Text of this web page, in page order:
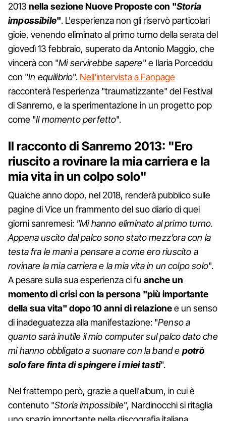
2013 nella sezione Nuove Proposte con "Storia
impossibile". L'esperienza non gli riservò particolari
gioie, venendo eliminato al primo turno della serata del
giovedì 13 febbraio, superato da Antonio Maggio, che
vincerà con "Mi servirebbe sapere" e Ilaria Porceddu
con "In equilibrio". Nell'intervista a Fanpage
racconterà l'esperienza "traumatizzante" del Festival
di Sanremo, e la sperimentazione in un progetto pop
come "Il momento perfetto".
Il racconto di Sanremo 2013: "Ero
riuscito a rovinare la mia carriera e la
mia vita in un colpo solo"
Qualche anno dopo, nel 2018, renderà pubblico sulle
pagine di Vice un frammento del suo diario di quei
giorni sanremesi: "Mi hanno eliminato al primo turno.
Appena uscito dal palco sono stato mezz’ora con la
testa fra le mani a pensare a come ero riuscito a
rovinare la mia carriera e la mia vita in un colpo solo".
A pesare sulla sua esperienza ci fu anche un
momento di crisi con la persona "più importante
della sua vita" dopo 10 anni di relazionee un senso
di inadeguatezza alla manifestazione: "Penso a
quanto sarà inutile il mio computer sul palco dato che
mi hanno obbligato a suonare con la band e potrò
solo fare finta di spingere i miei tasti".
Nel frattempo però, grazie a quell'album, in cui è
contenuto "Storia impossibile", Nardinocchi si ritaglia